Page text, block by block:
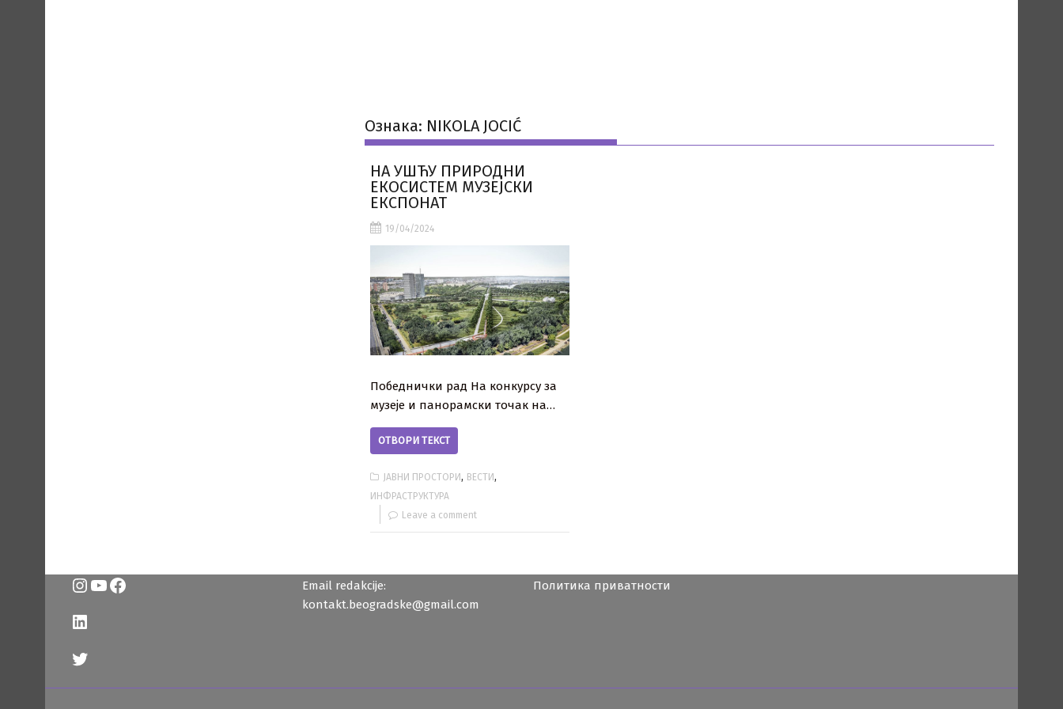
Ознака: NIKOLA JOCIĆ
НА УШЋУ ПРИРОДНИ
ЕКОСИСТЕМ МУЗЕЈСКИ
ЕКСПОНАТ
19/04/2024
Победнички рад На конкурсу за
музеје и панорамски точак на…
ОТВОРИ ТЕКСТ
ЈАВНИ ПРОСТОРИ, ВЕСТИ,
ИНФРАСТРУКТУРА
Leave a comment
Instagram
YouTube
Facebook
LinkedIn
Twitter
Email redakcije:
kontakt.beogradske@gmail.com
Политика приватности